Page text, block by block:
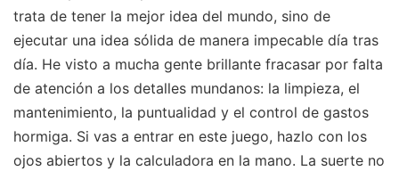
trata de tener la mejor idea del mundo, sino de
ejecutar una idea sólida de manera impecable día tras
día. He visto a mucha gente brillante fracasar por falta
de atención a los detalles mundanos: la limpieza, el
mantenimiento, la puntualidad y el control de gastos
hormiga. Si vas a entrar en este juego, hazlo con los
ojos abiertos y la calculadora en la mano. La suerte no